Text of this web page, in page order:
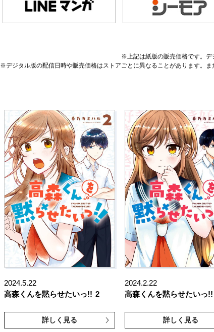
※上記は紙版の販売価格です。デ
※デジタル版の配信日時や販売価格はストアごとに異なることがあります。ま
2024.5.22
高森くんを黙らせたいっ!! 2
詳しく見る
2024.2.22
高森くんを黙らせたいっ!!
詳しく見る